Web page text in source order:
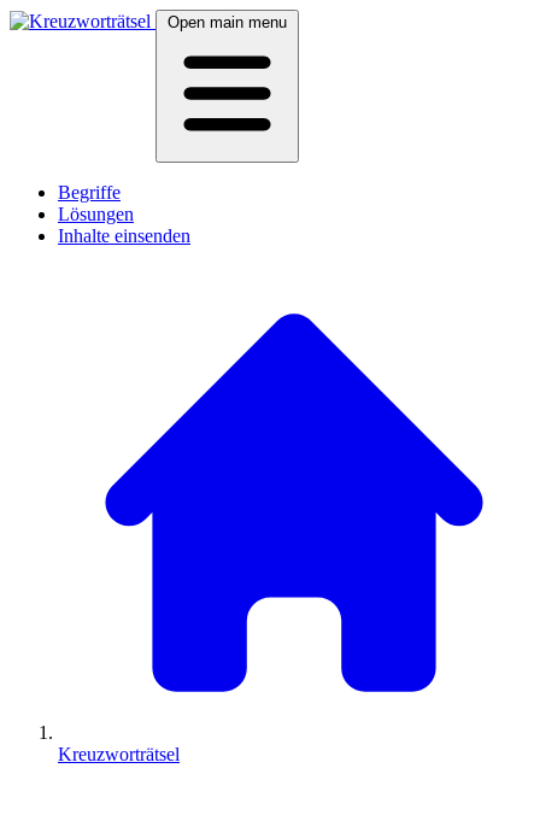
Open main menu
Begriffe
Lösungen
Inhalte einsenden
Kreuzworträtsel